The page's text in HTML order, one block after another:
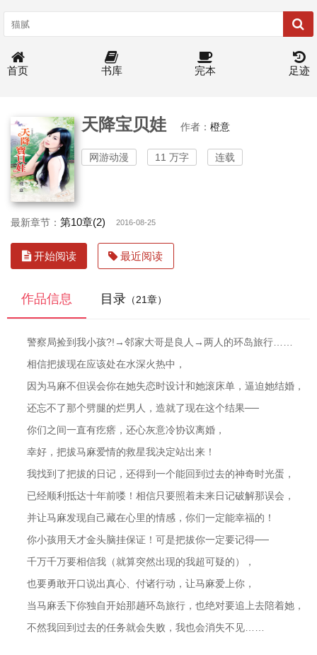
首页 书库 完本 足迹
天降宝贝娃 作者： 橙意
网游动漫 11 万字 连载
最新章节： 第10章(2) 2016-08-25
开始阅读 最近阅读
作品信息 目录 （21章）
警察局捡到我小孩?!→邻家大哥是良人→两人的环岛旅行……
相信把拔现在应该处在水深火热中，
因为马麻不但误会你在她失恋时设计和她滚床单，逼迫她结婚，
还忘不了那个劈腿的烂男人，造就了现在这个结果──
你们之间一直有疙瘩，还心灰意冷协议离婚，
幸好，把拔马麻爱情的救星我决定站出来！
我找到了把拔的日记，还得到一个能回到过去的神奇时光蛋，
已经顺利抵达十年前喽！相信只要照着未来日记破解那误会，
并让马麻发现自己藏在心里的情感，你们一定能幸福的！
你小孩用天才金头脑挂保证！可是把拔你一定要记得──
千万千万要相信我（就算突然出现的我超可疑的），
也要勇敢开口说出真心、付诸行动，让马麻爱上你，
当马麻丢下你独自开始那趟环岛旅行，也绝对要追上去陪着她，
不然我回到过去的任务就会失败，我也会消失不见……